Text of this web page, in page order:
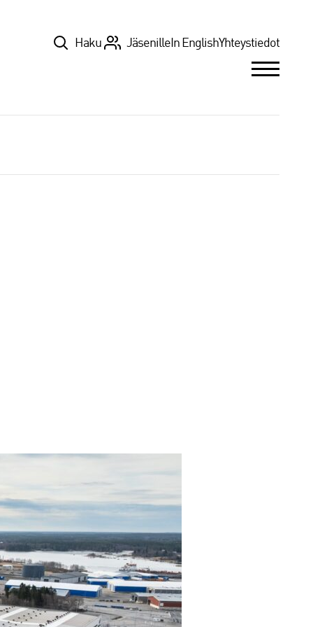
TopHaku Jäsenille In EnglishYhteystiedot